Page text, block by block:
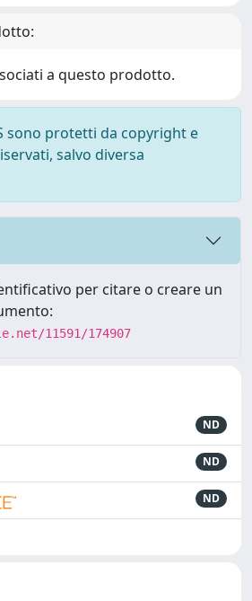
a questo prodotto.
sono protetti da copyright e
salvo diversa
per citare o creare un
11591/174907
ND
ND
ND